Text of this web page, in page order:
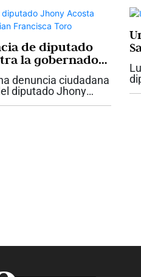
de diputado
la gobernadora
denuncia ciudadana
diputado Jhony